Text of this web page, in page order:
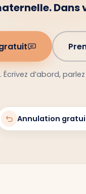
d’abord,
Annulation